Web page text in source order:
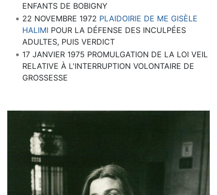
ENFANTS DE BOBIGNY
22 NOVEMBRE 1972 PLAIDOIRIE DE ME GISÈLE
HALIMI POUR LA DÉFENSE DES INCULPÉES
ADULTES, PUIS VERDICT
17 JANVIER 1975 PROMULGATION DE LA LOI VEIL
RELATIVE À L'INTERRUPTION VOLONTAIRE DE
GROSSESSE